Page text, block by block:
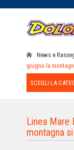
News e
giugno la
SCEGLI LA
Linea Mare
montagna